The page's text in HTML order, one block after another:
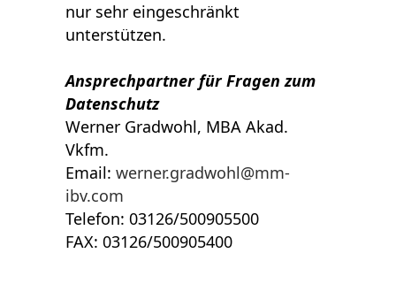
nur sehr eingeschränkt
unterstützen.
Ansprechpartner für Fragen zum
Datenschutz
Werner Gradwohl, MBA Akad.
Vkfm.
Email: werner.gradwohl@mm-
ibv.com
Telefon: 03126/500905500
FAX: 03126/500905400